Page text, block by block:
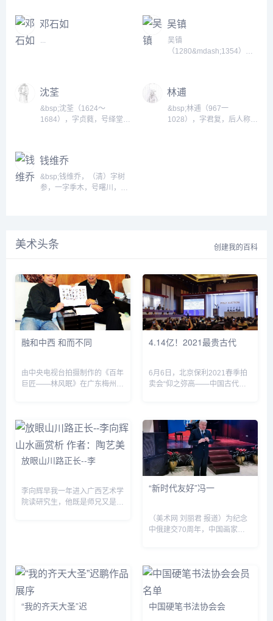
邓石如
...
吴镇
吴镇
（1280&mdash;1354），
从柳天骥研习&ldquo;天人
性命之学&dquo;，遂隐居，
以卖卜为生。擅画山水、墨
沈荃
&bsp;沈荃（1624～
1684），字贞蕤，号绎堂，
士、礼部侍郎，卒谥文恪。
学行醇洁，书法尤有名。他
工书法，宗法米芾、董其
林逋
&bsp;林逋（967一
1028），字君复，后人称为
弃，从不留存。天圣六年
钱维乔
&bsp;钱维乔，（清）字树
参，一字季木，号曙川，又
翰墨，为兄代作，已咄咄逼
兼备。晚岁笔墨尤精， 随意
所作，疏老苍浑。双目既
眊，犹挥；弗倦。卒年六十
八。着竹初未定稿。&bsp;...
美术头条 创建我的百科
融和中西 和而不同
由中央电视台拍摄制作的《百年
巨匠——林风眠》在广东梅州市
4.14亿！2021最贵古代
6月6日，北京保利2021春季拍
卖会“仰之弥高——中国古代书
65件，经过4个...
放眼山川路正长--李
李向辉早我一年进入广西艺术学
院读研究生，他既是师兄又是好
“新时代友好”冯一
（美术网 刘丽君 报道）为纪念
中俄建交70周年，中国画家、
俄罗斯国际人文合作署...
“我的齐天大圣”迟 中国硬笔书法协会会